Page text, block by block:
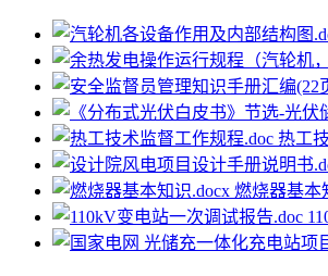
热工
燃烧器基本